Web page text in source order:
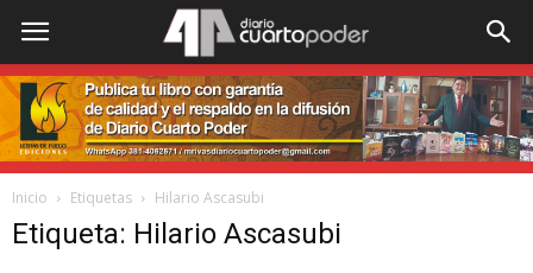
Inicio Etiquetas Hilario Ascasubi
Etiqueta: Hilario Ascasubi